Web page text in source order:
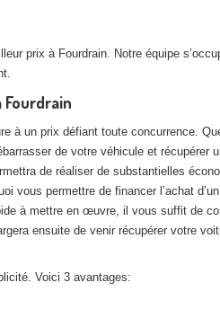
prix à Fourdrain. Notre équipe
à un prix défiant toute concurrence.
de votre véhicule et récupérer
de réaliser de substantielles
vous permettre de financer l’achat
à mettre en œuvre, il vous suffit de
ensuite de venir récupérer votre
Voici 3 avantages: